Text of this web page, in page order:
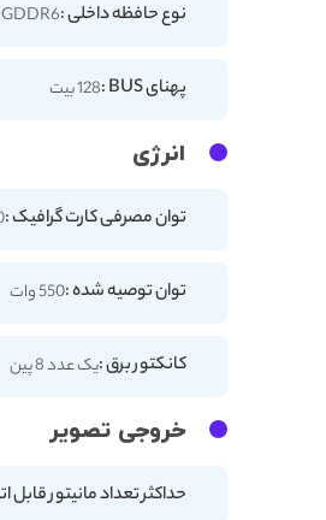
نوع حافظه داخلی :GDDR6
پهنای BUS : 128 بیت
انرژی
توان مصرفی کارت گرافیک :
توان توصیه شده :550 وات
کانکتور برق :یک عدد 8 پین
خروجی تصویر
حداکثر تعداد مانیتور قابل